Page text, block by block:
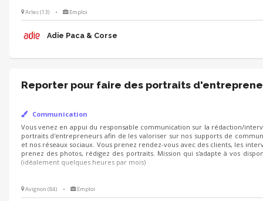
Arles (13) • Emploi
Adie Paca & Corse
Reporter pour faire des portraits
Communication
Vous venez en appui du responsable communication sur la
d'entrepreneurs afin de les valoriser sur nos supports de
Vous prenez rendez-vous avec des clients, les interviewez, prenez des
Mission qui s'adapte à vos disponibilités (idéalement quelques heures par
Avignon (84) • Emploi